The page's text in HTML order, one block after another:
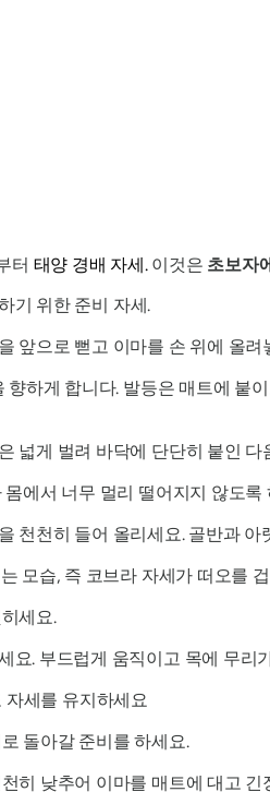
터 태양 경배 자세.이것은 초보자
기 위한 준비 자세.
앞으로 뻗고 이마를 손 위에 올
하게 합니다. 발등은 매트에 붙
넓게 벌려 바닥에 단단히 붙인 다
에서 너무 멀리 떨어지지 않도록
천천히 들어 올리세요. 골반과 아
모습, 즉 코브라 자세가 떠오를
세요.
. 부드럽게 움직이고 목에 무
세를 유지하세요
돌아갈 준비를 하세요.
히 낮추어 이마를 매트에 대고 긴